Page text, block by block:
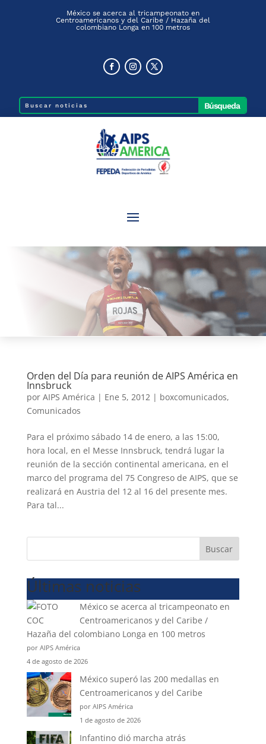
México se acerca al tricampeonato en
Centroamericanos y del Caribe / Hazaña del
colombiano Longa en 100 metros
Orden del Día para reunión de AIPS América en
Innsbruck
por AIPS América | Ene 5, 2012| boxcomunicados,
Comunicados
Para el próximo sábado 14 de enero, a las 15:00,
hora local, en el Messe Innsbruck, tendrá lugar la
reunión de la sección continental americana, en el
marco del programa del 75 Congreso de AIPS, que se
realizará en Austria del 12 al 16 del presente mes.
Para tal...
Buscar
Últimas noticias
México se acerca al tricampeonato en
Centroamericanos y del Caribe /
Hazaña del colombiano Longa en 100 metros
por AIPS América
4 de agosto de 2026
México superó las 200 medallas en
Centroamericanos y del Caribe
por AIPS América
1 de agosto de 2026
Infantino dió marcha atrás